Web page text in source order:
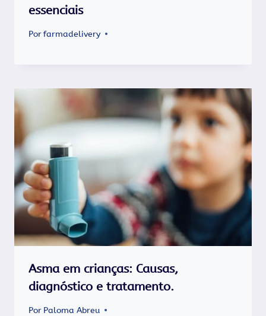
essenciais
Porfarmadelivery
Asma em crianças: Causas,
diagnóstico e tratamento.
Por Paloma Abreu